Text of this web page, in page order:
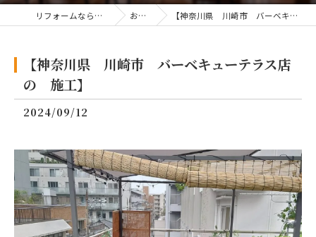
リフォームならリフォーム職人 お知らせ 【神奈川県 川崎市 バーベキューテラス店の 施工】
【神奈川県 川崎市 バーベキューテラス店
の 施工】
2024/09/12